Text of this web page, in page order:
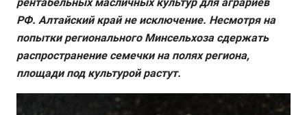
РФ. Алтайский край не исключение. Несмотря на
попытки регионального Минсельхоза сдержать
распространение семечки на полях региона,
площади под культурой растут.